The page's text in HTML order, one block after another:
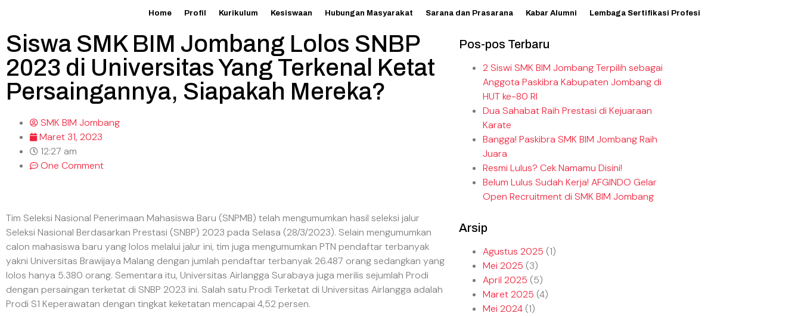
Home Profil Kurikulum Kesiswaan Hubungan Masyarakat Sarana dan Prasarana Kabar Alumni Lembaga Sertifikasi Profesi
Siswa SMK BIM Jombang Lolos SNBP
2023 di Universitas Yang Terkenal Ketat
Persaingannya, Siapakah Mereka?
SMK BIM Jombang
Maret 31, 2023
12:27 am
One Comment
Tim Seleksi Nasional Penerimaan Mahasiswa Baru (SNPMB) telah mengumumkan hasil seleksi jalur
Seleksi Nasional Berdasarkan Prestasi (SNBP) 2023 pada Selasa (28/3/2023). Selain mengumumkan
calon mahasiswa baru yang lolos melalui jalur ini, tim juga mengumumkan PTN pendaftar terbanyak
yakni Universitas Brawijaya Malang dengan jumlah pendaftar terbanyak 26.487 orang sedangkan yang
lolos hanya 5.380 orang. Sementara itu, Universitas Airlangga Surabaya juga merilis sejumlah Prodi
dengan persaingan terketat di SNBP 2023 ini. Salah satu Prodi Terketat di Universitas Airlangga adalah
Prodi S1 Keperawatan dengan tingkat keketatan mencapai 4,52 persen.
Pos-pos Terbaru
2 Siswi SMK BIM Jombang Terpilih sebagai
Anggota Paskibra Kabupaten Jombang di
HUT ke-80 RI
Dua Sahabat Raih Prestasi di Kejuaraan
Karate
Bangga! Paskibra SMK BIM Jombang Raih
Juara
Resmi Lulus? Cek Namamu Disini!
Belum Lulus Sudah Kerja! AFGINDO Gelar
Open Recruitment di SMK BIM Jombang
Arsip
Agustus 2025 (1)
Mei 2025 (3)
April 2025 (5)
Maret 2025 (4)
Mei 2024(1)